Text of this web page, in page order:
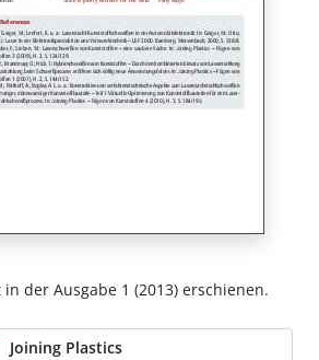
der Ausgabe 1 (2013) erschienen.
Joining Plastics